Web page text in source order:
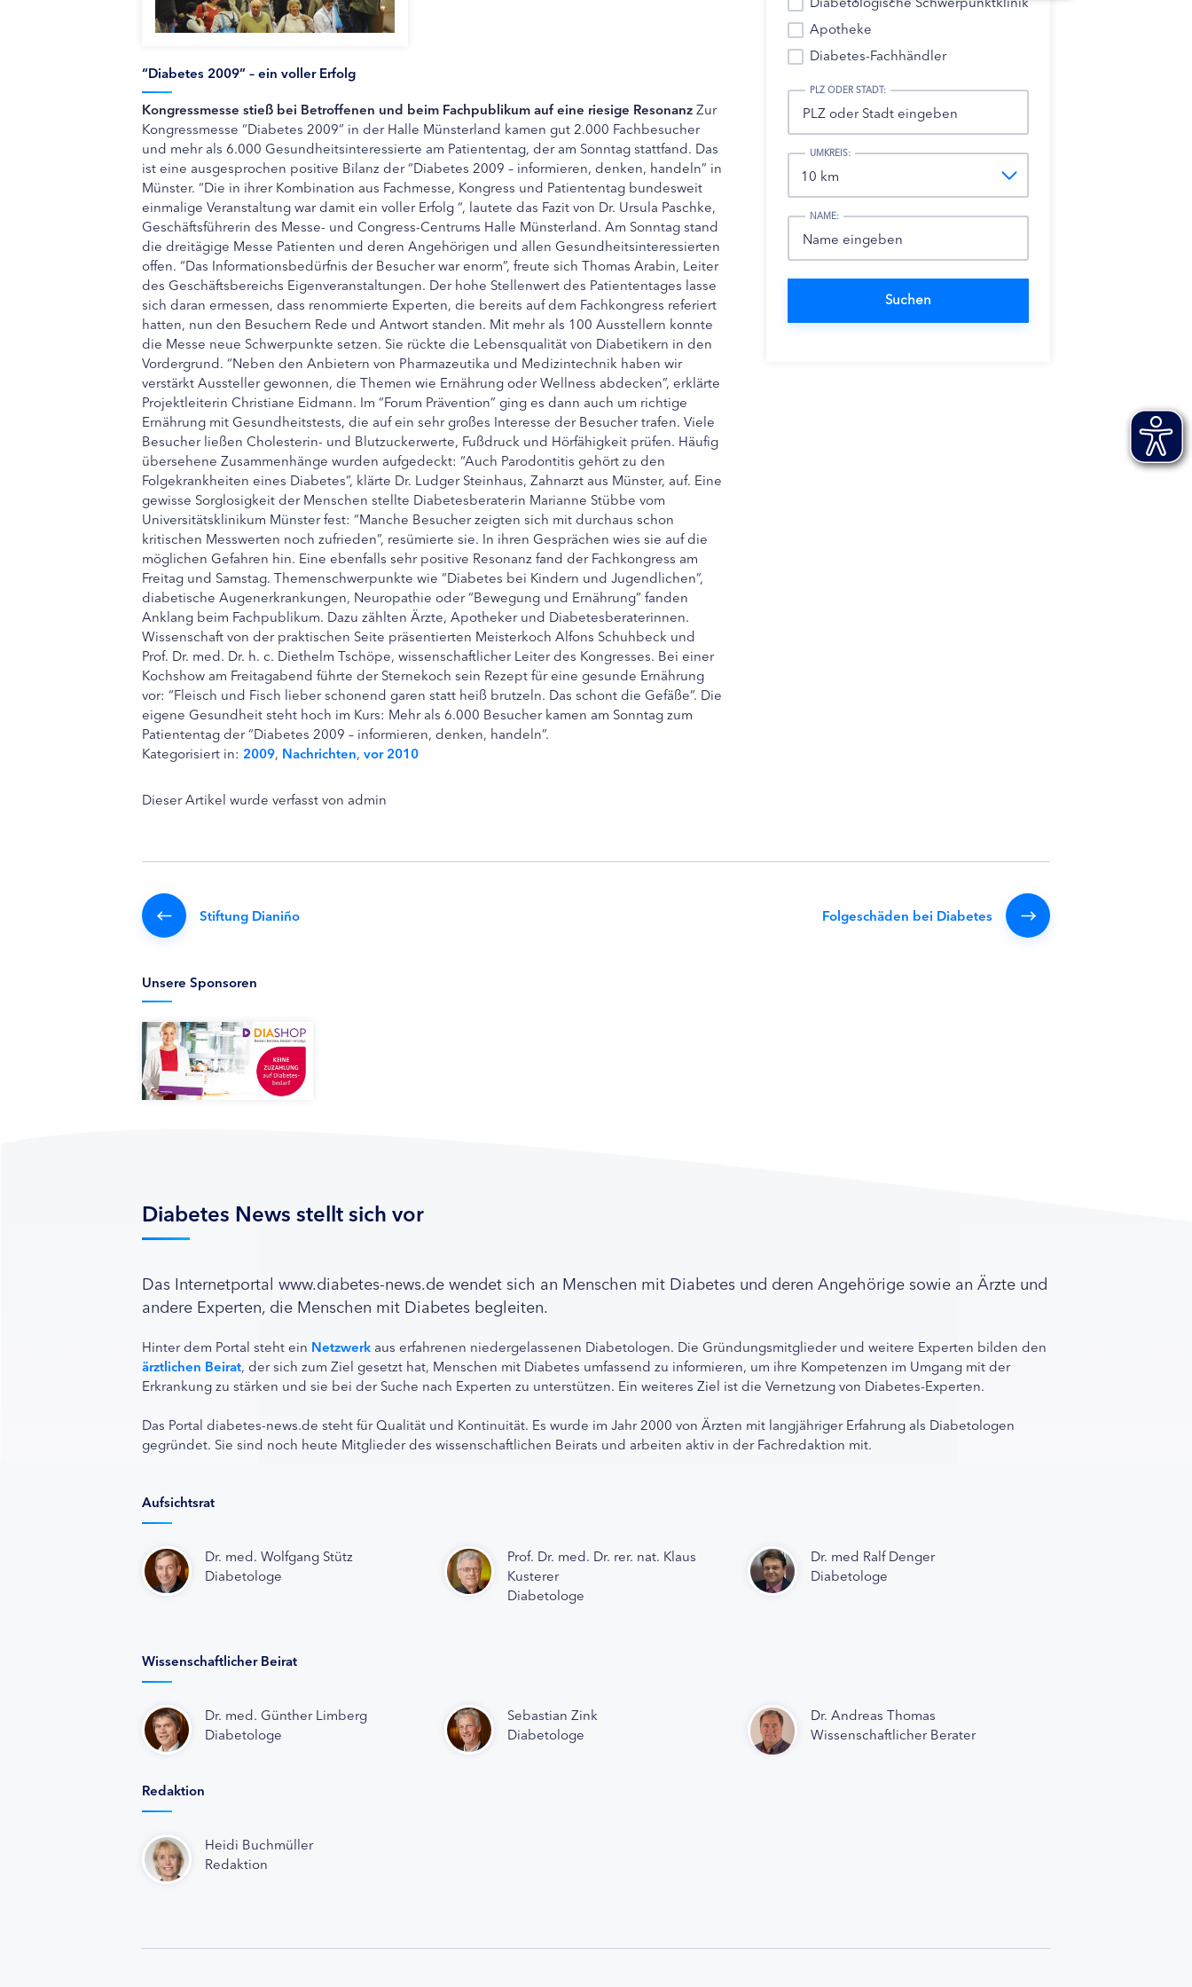
“Diabetes 2009” – ein voller Erfolg
Kongressmesse stieß bei Betroffenen und beim Fachpublikum auf eine riesige ResonanzZur
Kongressmesse “Diabetes 2009” in der Halle Münsterland kamen gut 2.000 Fachbesucher
und mehr als 6.000 Gesundheitsinteressierte am Patiententag, der am Sonntag stattfand. Das
ist eine ausgesprochen positive Bilanz der “Diabetes 2009 – informieren, denken, handeln” in
Münster. “Die in ihrer Kombination aus Fachmesse, Kongress und Patiententag bundesweit
einmalige Veranstaltung war damit ein voller Erfolg “, lautete das Fazit von Dr. Ursula Paschke,
Geschäftsführerin des Messe- und Congress-Centrums Halle Münsterland. Am Sonntag stand
die dreitägige Messe Patienten und deren Angehörigen und allen Gesundheitsinteressierten
offen. “Das Informationsbedürfnis der Besucher war enorm”, freute sich Thomas Arabin, Leiter
des Geschäftsbereichs Eigenveranstaltungen. Der hohe Stellenwert des Patiententages lasse
sich daran ermessen, dass renommierte Experten, die bereits auf dem Fachkongress referiert
hatten, nun den Besuchern Rede und Antwort standen. Mit mehr als 100 Ausstellern konnte
die Messe neue Schwerpunkte setzen. Sie rückte die Lebensqualität von Diabetikern in den
Vordergrund. “Neben den Anbietern von Pharmazeutika und Medizintechnik haben wir
verstärkt Aussteller gewonnen, die Themen wie Ernährung oder Wellness abdecken”, erklärte
Projektleiterin Christiane Eidmann. Im “Forum Prävention” ging es dann auch um richtige
Ernährung mit Gesundheitstests, die auf ein sehr großes Interesse der Besucher trafen. Viele
Besucher ließen Cholesterin- und Blutzuckerwerte, Fußdruck und Hörfähigkeit prüfen. Häufig
übersehene Zusammenhänge wurden aufgedeckt: “Auch Parodontitis gehört zu den
Folgekrankheiten eines Diabetes”, klärte Dr. Ludger Steinhaus, Zahnarzt aus Münster, auf. Eine
gewisse Sorglosigkeit der Menschen stellte Diabetesberaterin Marianne Stübbe vom
Universitätsklinikum Münster fest: “Manche Besucher zeigten sich mit durchaus schon
kritischen Messwerten noch zufrieden”, resümierte sie. In ihren Gesprächen wies sie auf die
möglichen Gefahren hin. Eine ebenfalls sehr positive Resonanz fand der Fachkongress am
Freitag und Samstag. Themenschwerpunkte wie “Diabetes bei Kindern und Jugendlichen”,
diabetische Augenerkrankungen, Neuropathie oder “Bewegung und Ernährung” fanden
Anklang beim Fachpublikum. Dazu zählten Ärzte, Apotheker und Diabetesberaterinnen.
Wissenschaft von der praktischen Seite präsentierten Meisterkoch Alfons Schuhbeck und
Prof. Dr. med. Dr. h. c. Diethelm Tschöpe, wissenschaftlicher Leiter des Kongresses. Bei einer
Kochshow am Freitagabend führte der Sternekoch sein Rezept für eine gesunde Ernährung
vor: “Fleisch und Fisch lieber schonend garen statt heiß brutzeln. Das schont die Gefäße”. Die
eigene Gesundheit steht hoch im Kurs: Mehr als 6.000 Besucher kamen am Sonntag zum
Patiententag der “Diabetes 2009 – informieren, denken, handeln”.
Kategorisiert in: 2009, Nachrichten, vor 2010
Dieser Artikel wurde verfasst von admin
Stiftung Dianiño Folgeschäden bei Diabetes
Apotheke
Diabetes-Fachhändler
PLZ ODER STADT:
UMKREIS:
NAME:
Unsere Sponsoren
Diabetes News stellt sich vor
Das Internetportal www.diabetes-news.de wendet sich an Menschen mit Diabetes und deren Angehörige sowie an Ärzte und
andere Experten, die Menschen mit Diabetes begleiten.
Hinter dem Portal steht ein Netzwerk aus erfahrenen niedergelassenen Diabetologen. Die Gründungsmitglieder und weitere Experten bilden den
ärztlichen Beirat, der sich zum Ziel gesetzt hat, Menschen mit Diabetes umfassend zu informieren, um ihre Kompetenzen im Umgang mit der
Erkrankung zu stärken und sie bei der Suche nach Experten zu unterstützen. Ein weiteres Ziel ist die Vernetzung von Diabetes-Experten.
Das Portal diabetes-news.de steht für Qualität und Kontinuität. Es wurde im Jahr 2000 von Ärzten mit langjähriger Erfahrung als Diabetologen
gegründet. Sie sind noch heute Mitglieder des wissenschaftlichen Beirats und arbeiten aktiv in der Fachredaktion mit.
Aufsichtsrat
Dr. med. Wolfgang Stütz
Diabetologe
Prof. Dr. med. Dr. rer. nat. Klaus
Kusterer
Diabetologe
Dr. med Ralf Denger
Diabetologe
Wissenschaftlicher Beirat
Dr. med. Günther Limberg
Diabetologe
Sebastian Zink
Diabetologe
Dr. Andreas Thomas
Wissenschaftlicher Berater
Redaktion
Heidi Buchmüller
Redaktion